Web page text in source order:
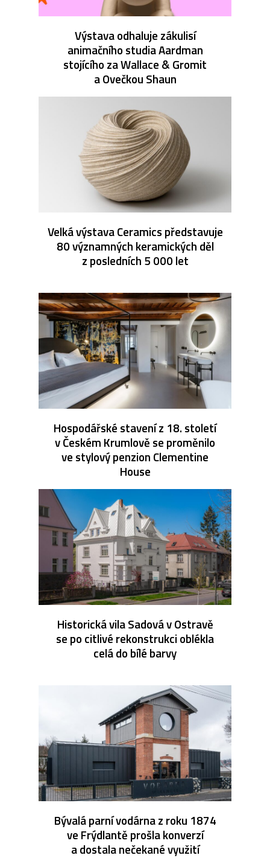
Výstava odhaluje zákulisí
animačního studia Aardman
stojícího za Wallace & Gromit
a Ovečkou Shaun
Velká výstava Ceramics představuje
80 významných keramických děl
z posledních 5 000 let
Hospodářské stavení z 18. století
v Českém Krumlově se proměnilo
ve stylový penzion Clementine
House
Historická vila Sadová v Ostravě
se po citlivé rekonstrukci oblékla
celá do bílé barvy
Bývalá parní vodárna z roku 1874
ve Frýdlantě prošla konverzí
a dostala nečekané využití